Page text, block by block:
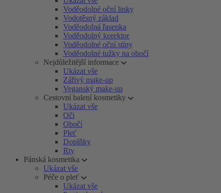
Voděodolné oční linky
Vodotěsný základ
Voděodolná řasenka
Voděodolný korektor
Voděodolné oční stíny
Voděodolné tužky na obočí
Nejdůležitější informace
Ukázat vše
Zářivý make-up
Veganský make-up
Cestovní balení kosmetiky
Ukázat vše
Oči
Obočí
Pleť
Doplňky
Rty
Pánská kosmetika
Ukázat vše
Péče o pleť
Ukázat vše